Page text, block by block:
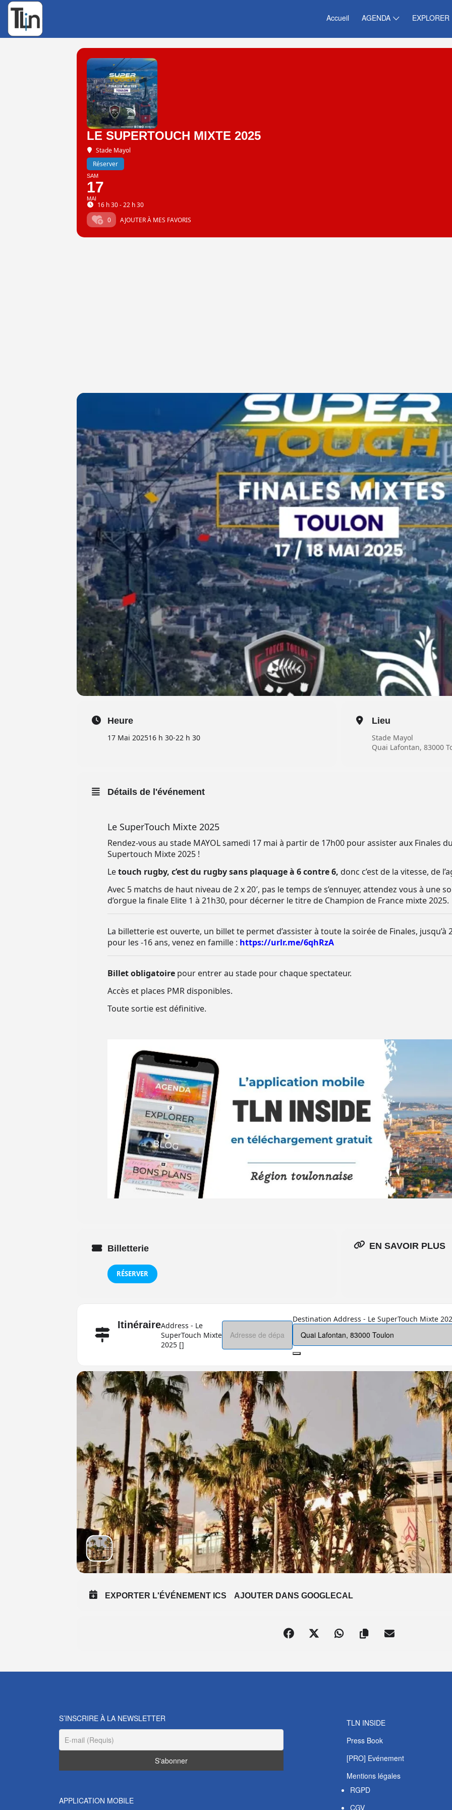
Accueil AGENDA EXPLORER
Rechercher
LE SUPERTOUCH MIXTE 2025
Stade Mayol
Réserver
SAM
17
MAI
16 h 30 - 22 h 30
0
AJOUTER À MES FAVORIS
Heure
17 Mai 202516 h 30-22 h 30
Lieu
Stade Mayol
Quai Lafontan, 83000
Détails de l'événement
Le SuperTouch Mixte 2025
Rendez-vous au stade MAYOL samedi 17 mai à partir de 17h00 pour assister aux Finales
Supertouch Mixte 2025 !
Letouch rugby, c’est du rugby sans plaquage à 6 contre 6, donc c’est de la vitesse, de
Avec 5 matchs de haut niveau de 2 x 20′, pas le temps de s’ennuyer, attendez vous à une
d’orgue la finale Elite 1 à 21h30, pour décerner le titre de Champion de France mixte 2025.
La billetterie est ouverte, un billet te permet d’assister à toute la soirée de Finales,
pour les -16 ans, venez en famille : https://urlr.me/6qhRzA
Billet obligatoire pour entrer au stade pour chaque spectateur.
Accès et places PMR disponibles.
Toute sortie est définitive.
Billetterie
RÉSERVER
EN SAVOIR PLUS
ItinéraireAddress - Le
SuperTouch Mixte
2025 []
Destination Address - Le SuperTouch Mixte
EXPORTER L'ÉVÉNEMENT ICS AJOUTER DANS GOOGLECAL
S’INSCRIRE À LA NEWSLETTER
APPLICATION MOBILE
TLN INSIDE
Press Book
[PRO] Evénement
Mentions légales
RGPD
CGV